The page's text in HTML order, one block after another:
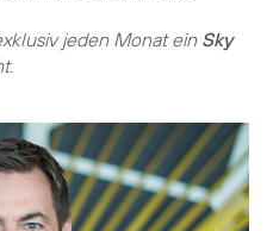
jeden Monat ein Sky